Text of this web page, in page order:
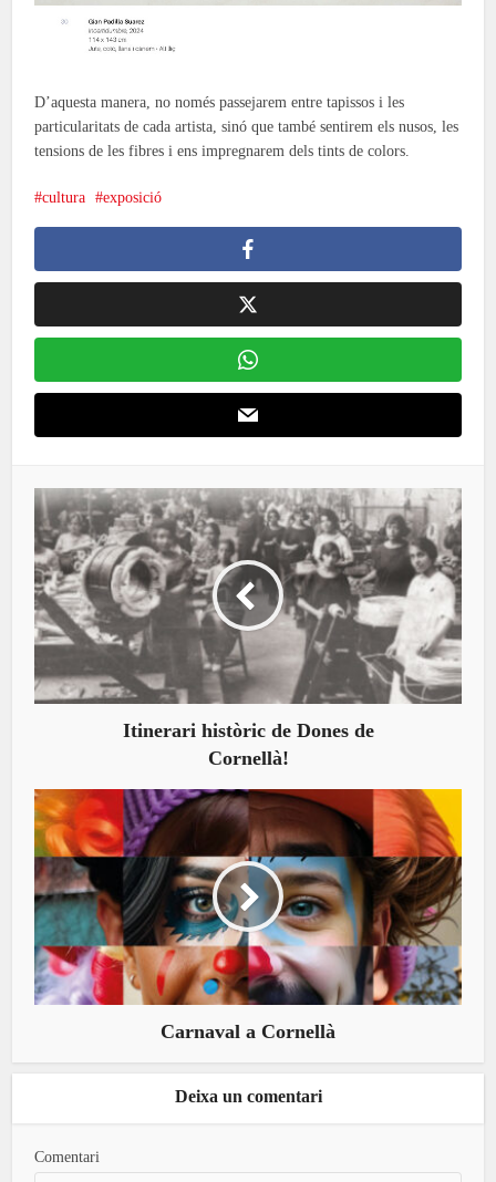
D’aquesta manera, no només passejarem entre tapissos i les
particularitats de cada artista, sinó que també sentirem els nusos, les
tensions de les fibres i ens impregnarem dels tints de colors.
cultura exposició
Itinerari històric de Dones de
Cornellà!
Carnaval a Cornellà
Deixa un comentari
Comentari